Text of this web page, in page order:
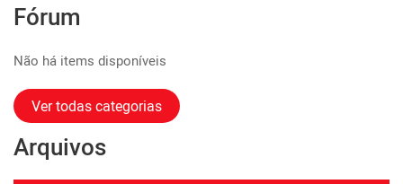
Fórum
Não há items disponíveis
Ver todas categorias
Arquivos